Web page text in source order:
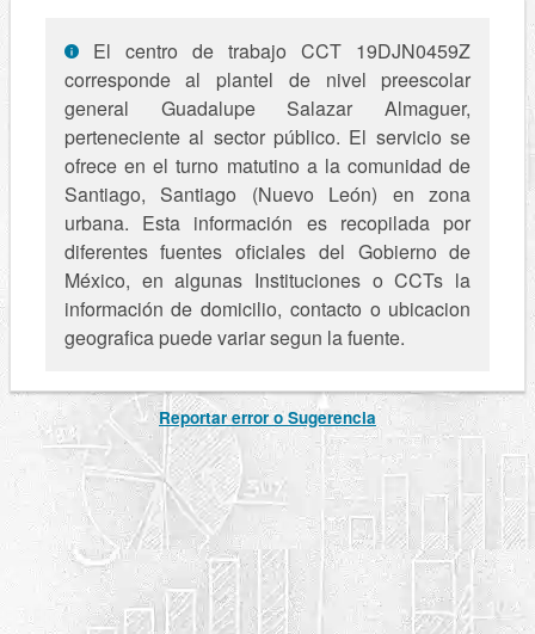
El centro de trabajo CCT 19DJN0459Z
corresponde al plantel de nivel preescolar
general Guadalupe Salazar Almaguer,
perteneciente al sector público. El servicio se
ofrece en el turno matutino a la comunidad de
Santiago, Santiago (Nuevo León) en zona
urbana. Esta información es recopilada por
diferentes fuentes oficiales del Gobierno de
México, en algunas Instituciones o CCTs la
información de domicilio, contacto o ubicacion
geografica puede variar segun la fuente.
Reportar error o Sugerencia